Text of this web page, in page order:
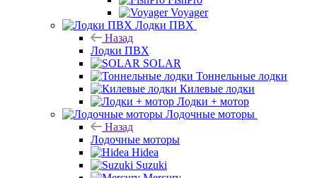
Voyager
Лодки ПВХ
Назад
Лодки ПВХ
SOLAR
Тоннельные лодки
Килевые лодки
Лодки + мотор
Лодочные моторы
Назад
Лодочные моторы
Hidea
Suzuki